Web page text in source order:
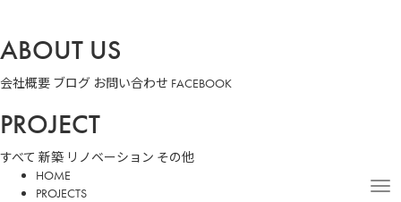
ABOUT US
会社概要 ブログ お問い合わせ FACEBOOK
PROJECT
すべて 新築 リノベーション その他
HOME
PROJECTS